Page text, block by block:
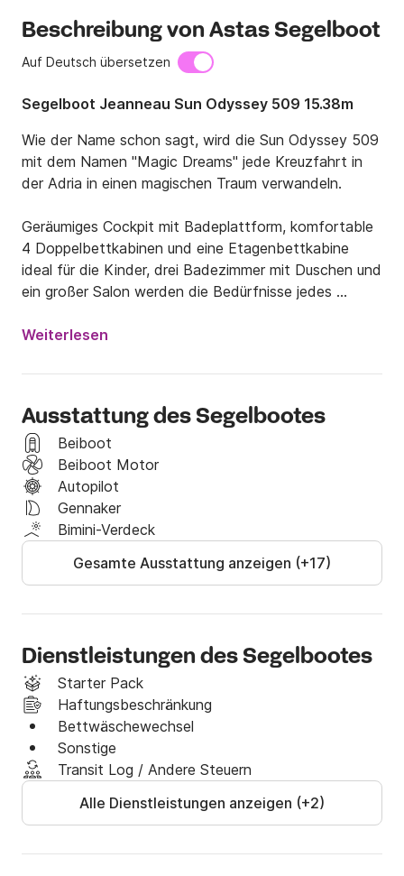
Beschreibung von Astas Segelboot
Auf Deutsch übersetzen
Segelboot Jeanneau Sun Odyssey 509 15.38m
Wie der Name schon sagt, wird die Sun Odyssey 509
mit dem Namen "Magic Dreams" jede Kreuzfahrt in
der Adria in einen magischen Traum verwandeln.
Geräumiges Cockpit mit Badeplattform, komfortable
4 Doppelbettkabinen und eine Etagenbettkabine
ideal für die Kinder, drei Badezimmer mit Duschen und
ein großer Salon werden die Bedürfnisse jedes
Kreuzfahrt durch den mittleren Adria-Archipel und die
Schreiben Sie mir gerne jederzeit eine Nachricht unter
Click&Boat und ich mache Ihnen gerne ein Angebot
für Ihren Traumurlaub!
Weiterlesen
Ausstattung des Segelbootes
Beiboot
Beiboot Motor
Autopilot
Gennaker
Bimini-Verdeck
Gesamte Ausstattung anzeigen (+17)
Dienstleistungen des Segelbootes
Starter Pack
Haftungsbeschränkung
Bettwäschewechsel
Sonstige
Transit Log / Andere Steuern
Alle Dienstleistungen anzeigen (+2)